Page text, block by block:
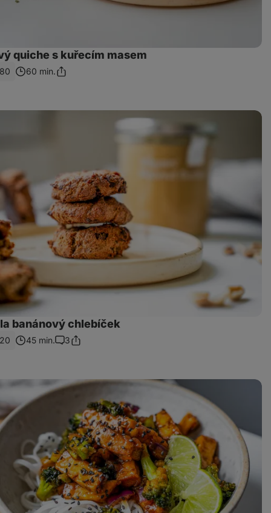
quiche s kuřecím masem
60 min.Sdílet
banánový chlebíček
45 min.
Komentáře
3Sdílet